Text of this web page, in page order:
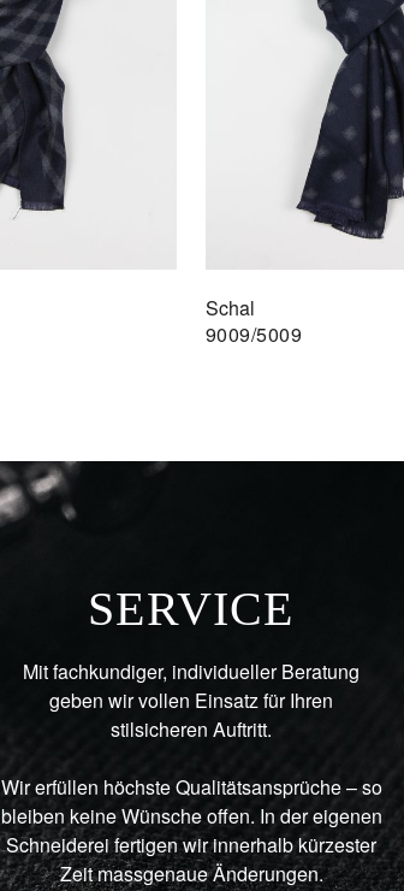
Schal
9009/5009
SERVICE
Mit fachkundiger, individueller Beratung
geben wir vollen Einsatz für Ihren
stilsicheren Auftritt.
Wir erfüllen höchste Qualitätsansprüche – so
bleiben keine Wünsche offen. In der eigenen
Schneiderei fertigen wir innerhalb kürzester
Zeit massgenaue Änderungen.